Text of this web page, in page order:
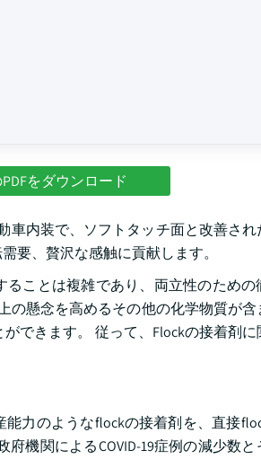
をダウンロード
車内装で、ソフトタッチ面と改善され
要、贅沢な感触に貢献します。
ことは複雑であり、両立性のための
の懸念を高めるその他の化学物質が
できます。 従って、Flockの接着剤
力のようなflockの接着剤を、直接
機関によるCOVID-19症例の減少数